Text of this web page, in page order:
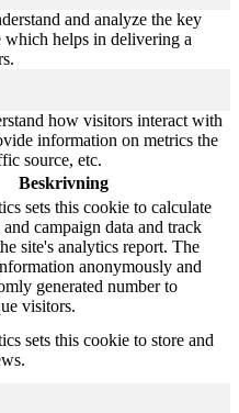
and analyze the key
which helps in delivering a
how visitors interact with
information on metrics the
source, etc.
Beskrivning
sets this cookie to calculate
campaign data and track
site's analytics report. The
anonymously and
generated number to
visitors.
sets this cookie to store and